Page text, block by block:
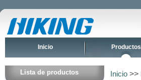
Inicio Productos
Lista de productos Inicio >>